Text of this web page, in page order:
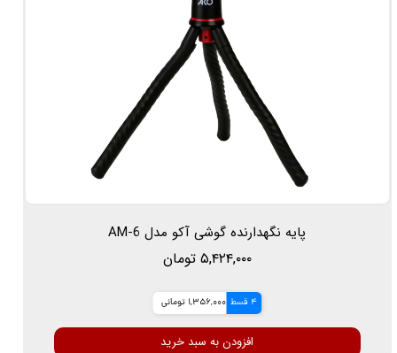
پایه نگهدارنده گوشی آکو مدل AM-6
۵,۴۲۴,۰۰۰ تومان
4 قسط 1,356,000 تومانی
افزودن به سبد خرید